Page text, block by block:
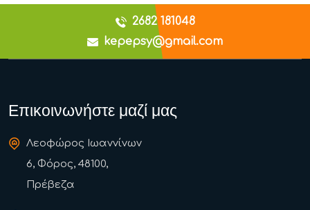
2682 181048
kepepsy@gmail.com
Επικοινωνήστε μαζί μας
Λεοφώρος Ιωαννίνων
6, Φόρος, 48100,
Πρέβεζα